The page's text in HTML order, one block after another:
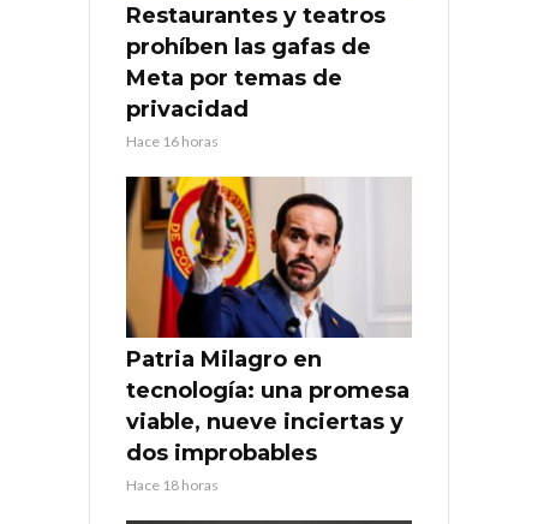
Restaurantes y teatros
prohíben las gafas de
Meta por temas de
privacidad
Hace 16 horas
Patria Milagro en
tecnología: una promesa
viable, nueve inciertas y
dos improbables
Hace 18 horas